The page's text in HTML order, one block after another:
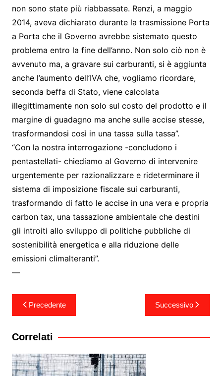
non sono state più riabbassate. Renzi, a maggio
2014, aveva dichiarato durante la trasmissione Porta
a Porta che il Governo avrebbe sistemato questo
problema entro la fine dell’anno. Non solo ciò non è
avvenuto ma, a gravare sui carburanti, si è aggiunta
anche l’aumento dell’IVA che, vogliamo ricordare,
seconda beffa di Stato, viene calcolata
illegittimamente non solo sul costo del prodotto e il
margine di guadagno ma anche sulle accise stesse,
trasformandosi così in una tassa sulla tassa”.
“Con la nostra interrogazione -concludono i
pentastellati- chiediamo al Governo di intervenire
urgentemente per razionalizzare e rideterminare il
sistema di imposizione fiscale sui carburanti,
trasformando di fatto le accise in una vera e propria
carbon tax, una tassazione ambientale che destini
gli introiti allo sviluppo di politiche pubbliche di
sostenibilità energetica e alla riduzione delle
emissioni climalteranti”.
—
Navigazione
articoli
Precedente Successivo
Correlati